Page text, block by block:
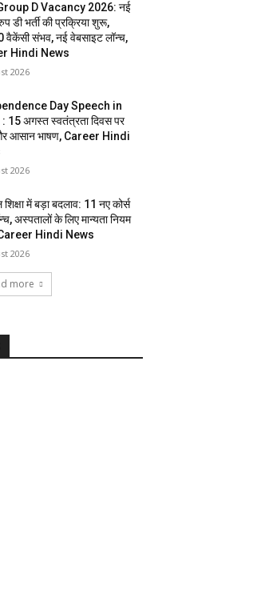
D Vacancy 2026: नई
डी भर्ती की प्रक्रिया शुरू,
वैकेंसी संभव, नई वेबसाइट लॉन्च,
Hindi News
2026
Day Speech in
15 अगस्त स्वतंत्रता दिवस पर
आसान भाषण, Career Hindi
2026
में बड़ा बदलाव: 11 नए कोर्स
अस्पतालों के लिए मान्यता नियम
Hindi News
2026
more